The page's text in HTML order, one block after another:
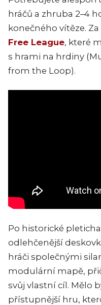
hráčů a zhruba 2–4
konečného vítěze.
Free League, které
s hrami na hrdiny
from the Loop).
Po historické
odlehčenější
hráči společnými
modulární mapě,
svůj vlastní cíl. Mělo
přístupnější hru,